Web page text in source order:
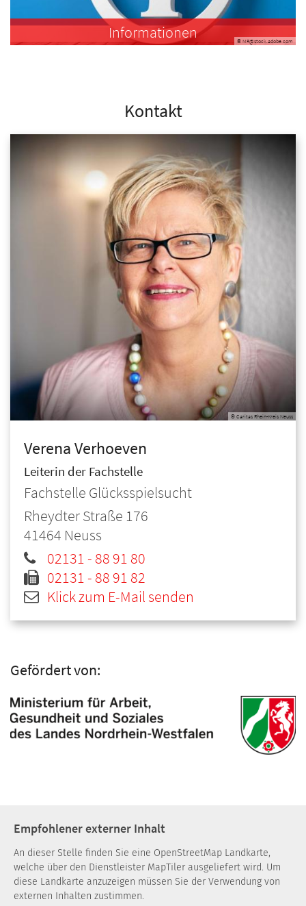
© MR@stock.adobe.com
Informationen
Kontakt
© Caritas Rhein-Kreis Neuss
VerenaVerhoeven
Leiterin der Fachstelle
Fachstelle Glücksspielsucht
Rheydter Straße 176
41464 Neuss
02131 - 88 91 80
02131 - 88 91 82
Klick zum E-Mail senden
Gefördert von:
Empfohlener externer Inhalt
An dieser Stelle finden Sie eine OpenStreetMap Landkarte,
welche über den Dienstleister MapTiler ausgeliefert wird. Um
diese Landkarte anzuzeigen müssen Sie der Verwendung von
externen Inhalten zustimmen.